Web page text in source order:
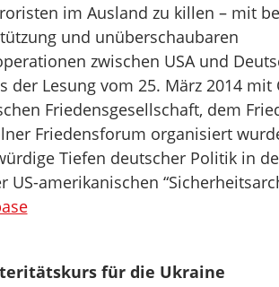
im Ausland zu killen – mit
und unüberschaubaren
zwischen USA und
der Lesung vom 25. März 2014 mit
Friedensgesellschaft, dem
Friedensforum organisiert
Tiefen deutscher Politik in
US-amerikanischen
für die Ukraine